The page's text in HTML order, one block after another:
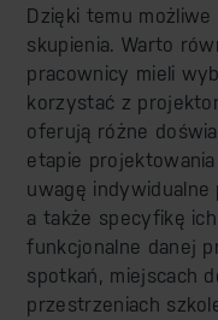
Dzięki temu
skupienia. Warto
pracownicy mieli
korzystać z
oferują różne
etapie
uwagę
a także specyfikę
funkcjonalne danej
spotkań, miejscach
przestrzeniach